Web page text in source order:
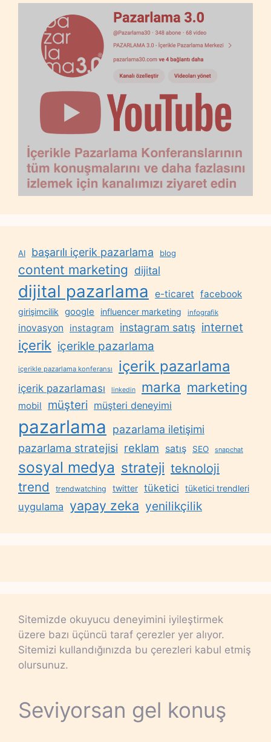
AI başarılı içerik pazarlama blog
content marketing dijital
dijital pazarlama e-ticaret facebook
girişimcilik google influencer marketing infografik
inovasyon instagram instagram satış internet
içerik içerikle pazarlama
içerikle pazarlama konferansı içerik pazarlama
içerik pazarlaması linkedin marka marketing
mobil müşteri müşteri deneyimi
pazarlama
pazarlama iletişimi
pazarlama stratejisi reklam satış SEO snapchat
sosyal medya strateji teknoloji
trend trendwatching twitter tüketici tüketici trendleri
uygulama yapay zeka yenilikçilik
Sitemizde okuyucu deneyimini iyileştirmek
üzere bazı üçüncü taraf çerezler yer alıyor.
Sitemizi kullandığınızda bu çerezleri kabul etmiş
olursunuz.
Seviyorsan gel konuş